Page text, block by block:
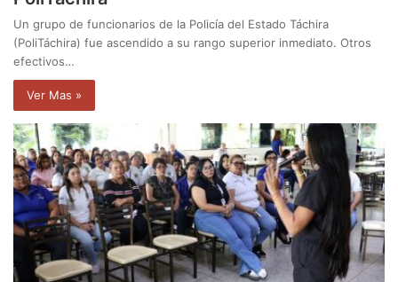
Un grupo de funcionarios de la Policía del Estado Táchira
(PoliTáchira) fue ascendido a su rango superior inmediato. Otros
efectivos…
Ver Mas »